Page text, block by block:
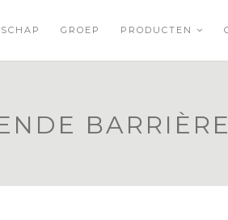
GROEP PRODUCTEN
BARRIÈRE